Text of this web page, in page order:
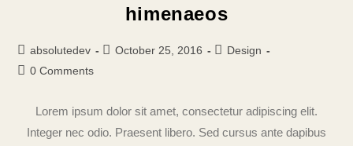
himenaeos
absolutedev October 25, 2016
Design
0 Comments
Lorem ipsum dolor sit amet, consectetur adipiscing elit.
Integer nec odio. Praesent libero. Sed cursus ante dapibus